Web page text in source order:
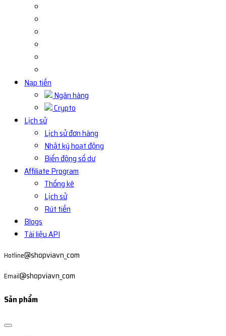
Nạp tiền
Ngân hàng
Crypto
Lịch sử
Lịch sử đơn hàng
Nhật ký hoạt động
Biến động số dư
Affiliate Program
Thống kê
Lịch sử
Rút tiền
Blogs
Tài liệu API
Hotline@shopviavn_com
Email@shopviavn_com
Sản phẩm